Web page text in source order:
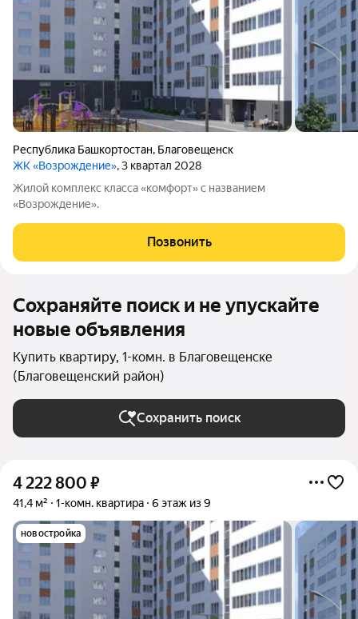
Республика Башкортостан, Благовещенск
ЖК «Возрождение», 3 квартал 2028
Жилой комплекс класса «комфорт» с названием
«Возрождение».
Позвонить
Сохраняйте поиск и не упускайте
новые объявления
Купить квартиру, 1-комн. в Благовещенске
(Благовещенский район)
Сохранить поиск
4 222 800 ₽
41,4 м² 1-комн. квартира 6 этаж из 9
новостройка